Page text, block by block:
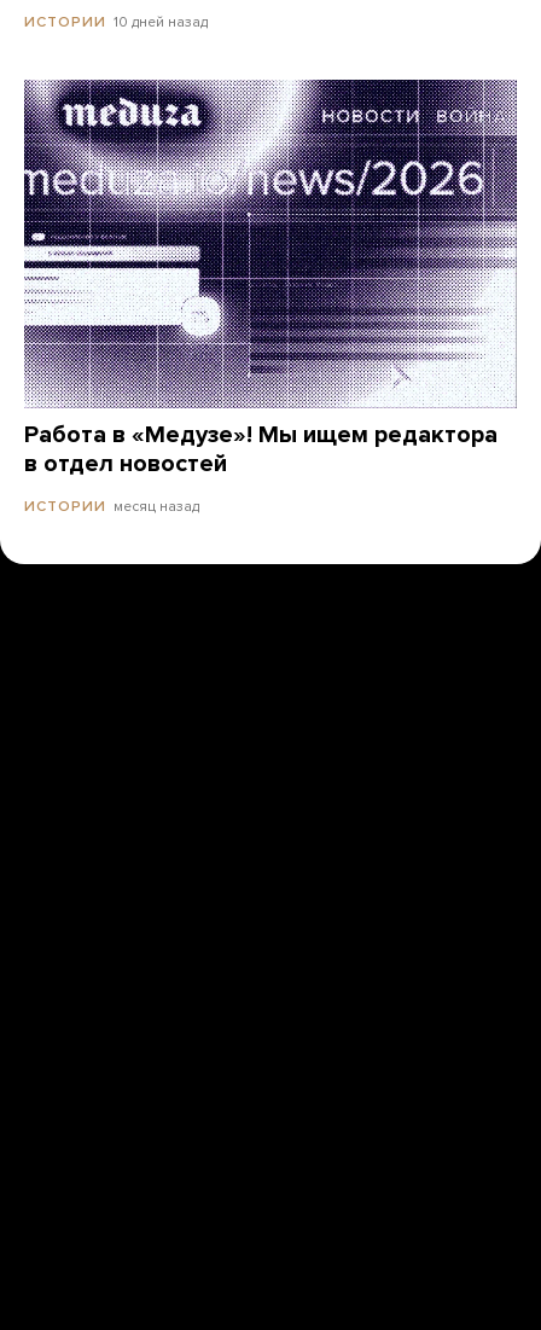
ИСТОРИИ 10 дней назад
Работа в «Медузе»! Мы ищем редактора
в отдел новостей
ИСТОРИИ месяц назад